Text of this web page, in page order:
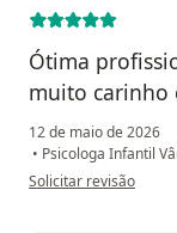
Ótima
muito carinho
12 de maio de 2026
• Psicologa Infantil
na opinião do
Solicitar revisão